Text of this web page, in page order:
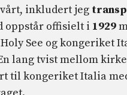
inkludert jeg
oppstår offisielt i 1929
See og kongeriket
lang tvist mellom
til kongeriket Italia